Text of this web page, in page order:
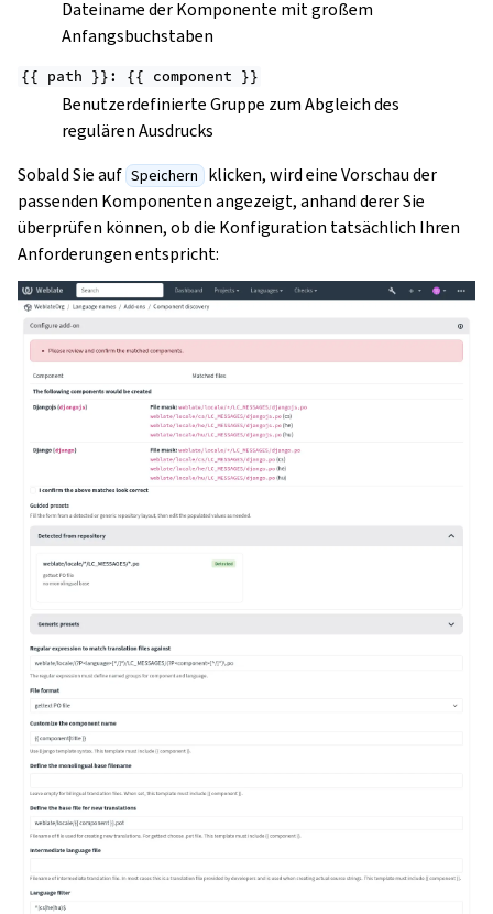
Dateiname der Komponente mit großem
Anfangsbuchstaben
{{ path }}: {{ component }}
Benutzerdefinierte Gruppe zum Abgleich des
regulären Ausdrucks
Sobald Sie auf Speichern klicken, wird eine Vorschau der
passenden Komponenten angezeigt, anhand derer Sie
überprüfen können, ob die Konfiguration tatsächlich Ihren
Anforderungen entspricht: